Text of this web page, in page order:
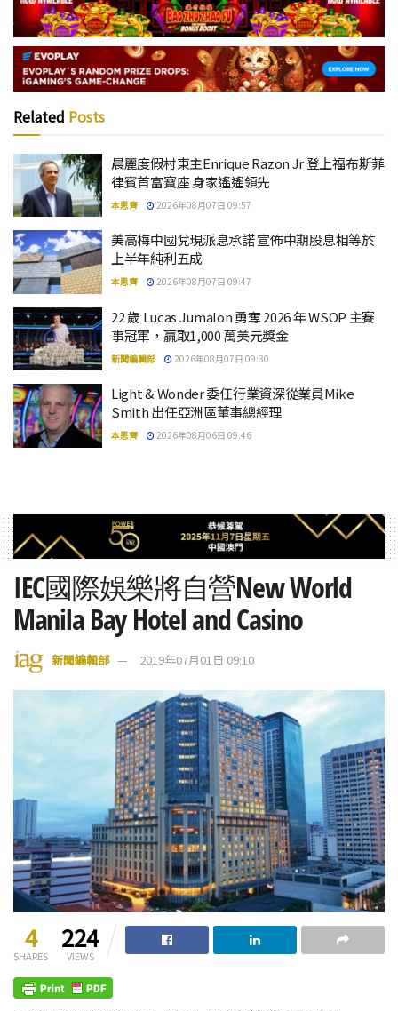
Related Posts
晨麗度假村東主Enrique Razon Jr 登上福布斯菲
律賓首富寶座 身家遙遙領先
本思齊 2026年08月07日 09:57
美高梅中國兌現派息承諾 宣佈中期股息相等於
上半年純利五成
本思齊 2026年08月07日 09:47
22 歲 Lucas Jumalon 勇奪 2026 年 WSOP 主賽
事冠軍，贏取1,000 萬美元獎金
新聞編輯部 2026年08月07日 09:30
Light & Wonder 委任行業資深從業員Mike
Smith 出任亞洲區董事總經理
本思齊 2026年08月06日 09:46
IEC國際娛樂將自營New World
Manila Bay Hotel and Casino
新聞編輯部 2019年07月01日 09:10
4
SHARES
224
VIEWS